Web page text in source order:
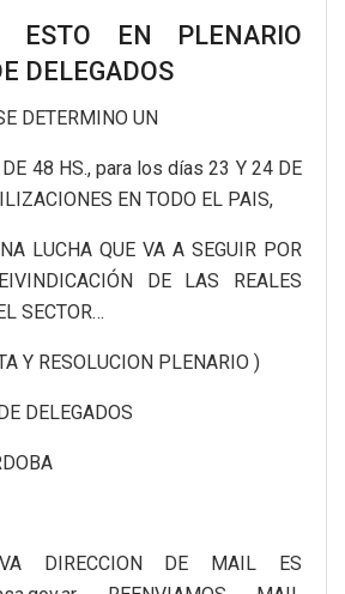
ESTO EN PLENARIO
DELEGADOS
DETERMINO UN
DE 48 HS., para los días 23 Y 24 DE
EN TODO EL PAIS,
LUCHA QUE VA A SEGUIR POR
DE LAS REALES
SECTOR…
Y RESOLUCION PLENARIO )
DELEGADOS
DIRECCION DE MAIL ES